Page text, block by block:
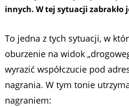
innych. W tej sytuacji zabrakło
To jedna z tych sytuacji, w
oburzenie na widok
wyrazić współczucie pod
nagrania. W tym tonie
nagraniem: